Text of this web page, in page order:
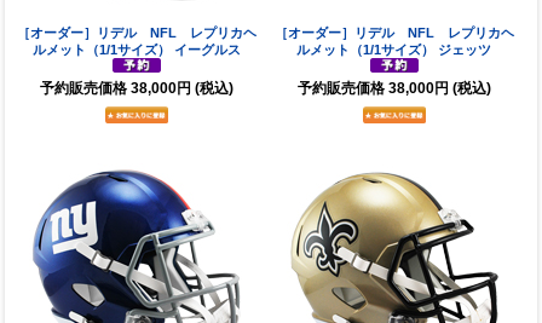
［オーダー］リデル NFL レプリカヘ
ルメット（1/1サイズ） イーグルス
予約販売価格 38,000円 (税込)
［オーダー］リデル NFL レプリカヘ
ルメット（1/1サイズ） ジェッツ
予約販売価格 38,000円 (税込)